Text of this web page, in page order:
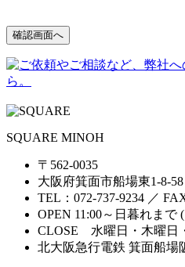
SQUARE MINOH
〒562-0035
大阪府箕面市船場東1-8-58
TEL：072-737-9234 ／
OPEN 11:00～日暮れまで
CLOSE 水曜日・木曜日
北大阪急行電鉄 箕面船場